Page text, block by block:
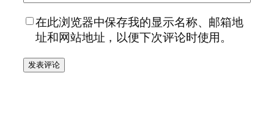
在此浏览器中保存我的显示名称、邮箱地
址和网站地址，以便下次评论时使用。